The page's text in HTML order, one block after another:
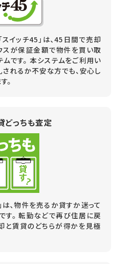
イッチ45」は、45日間で売却
スが保証金額で物件を買い取
です。 本システムをご利用い
れるか不安な方でも、安心し
。
どっちも査定
は、物件を売るか貸すか迷って
す。 転勤などで再び住居に戻
と賃貸のどちらが得かを見極